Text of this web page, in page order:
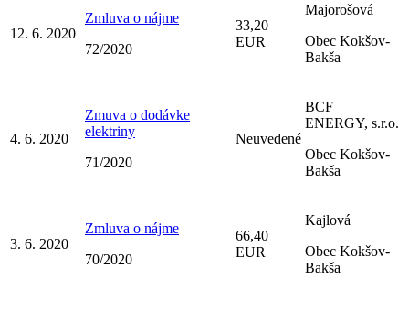
12. 6. 2020
Zmluva o nájme
72/2020
33,20
EUR
Majorošová
Obec Kokšov-
Bakša
4. 6. 2020
Zmuva o dodávke
elektriny
71/2020
Neuvedené
BCF
ENERGY, s.r.o.
Obec Kokšov-
Bakša
3. 6. 2020
Zmluva o nájme
70/2020
66,40
EUR
Kajlová
Obec Kokšov-
Bakša